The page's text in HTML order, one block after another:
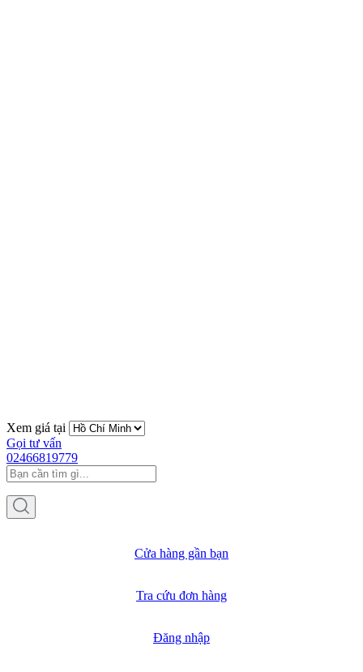
Xem giá tại
Gọi tư vấn
02466819779
Cửa hàng gần bạn
Tra cứu đơn hàng
Đăng nhập